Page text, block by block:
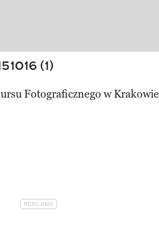
(1)
Fotograficznego w Krakowie